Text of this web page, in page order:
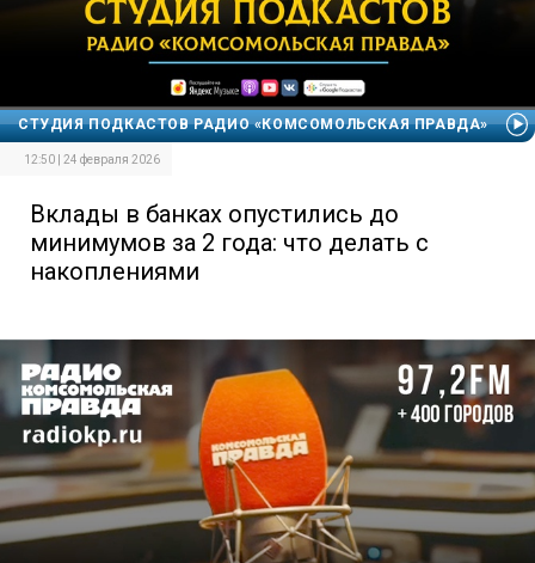
СТУДИЯ ПОДКАСТОВ РАДИО «КОМСОМОЛЬСКАЯ ПРАВДА»
12:50 | 24 февраля 2026
Вклады в банках опустились до
минимумов за 2 года: что делать с
накоплениями